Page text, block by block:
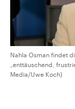
Nahla Osman findet
„enttäuschend,
Media/Uwe Koch)